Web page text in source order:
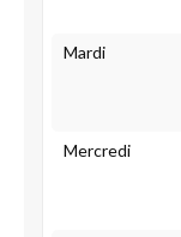
Mardi
Mercredi